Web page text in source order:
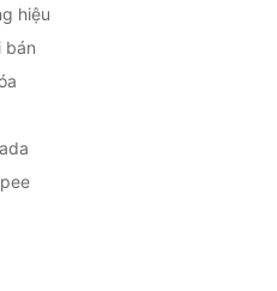
hiệu
bán